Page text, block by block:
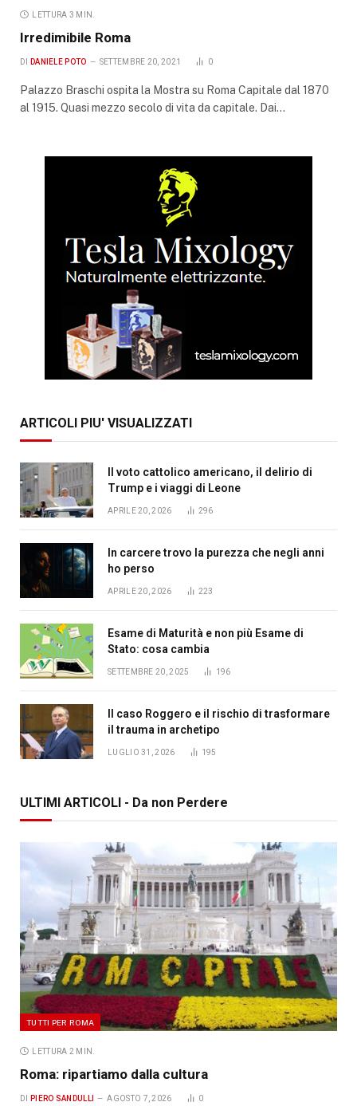
LETTURA 3 MIN.
Irredimibile Roma
DI DANIELE POTO SETTEMBRE 20, 2021 0
Palazzo Braschi ospita la Mostra su Roma Capitale dal 1870
al 1915. Quasi mezzo secolo di vita da capitale. Dai…
ARTICOLI PIU' VISUALIZZATI
Il voto cattolico americano, il delirio di
Trump e i viaggi di Leone
APRILE 20, 2026 296
In carcere trovo la purezza che negli anni
ho perso
APRILE 20, 2026 223
Esame di Maturità e non più Esame di
Stato: cosa cambia
SETTEMBRE 20, 2025 196
Il caso Roggero e il rischio di trasformare
il trauma in archetipo
LUGLIO 31, 2026 195
ULTIMI ARTICOLI - Da non Perdere
TUTTI PER ROMA
LETTURA 2 MIN.
Roma: ripartiamo dalla cultura
DI PIERO SANDULLI AGOSTO 7, 2026 0